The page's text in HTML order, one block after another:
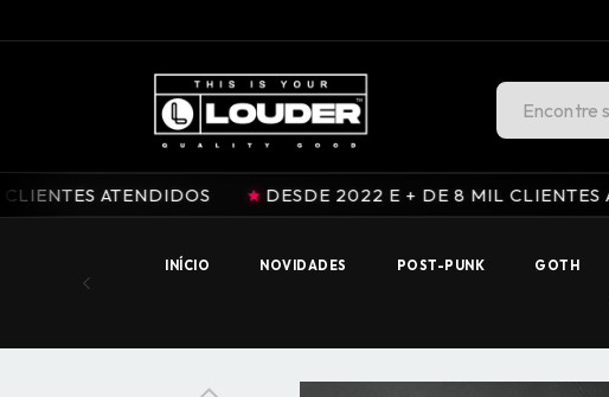
DESDE 2022 E + DE 8 MIL CLIENTES ATENDIDOS
INÍCIO NOVIDADES POST-PUNK GOTH